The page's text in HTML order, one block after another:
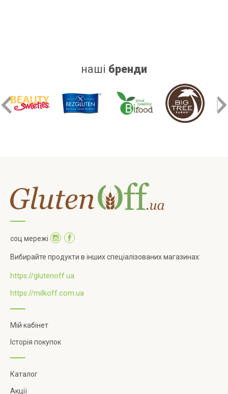
наші бренди
соц мережі
Вибирайте продукти в інших спеціалізованих магазинах:
https://glutenoff.ua
https://milkoff.com.ua
Мій кабінет
Історія покупок
Каталог
Акції